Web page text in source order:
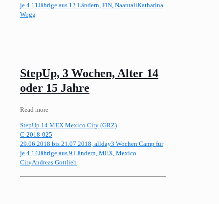
je 4 11Jährige aus 12 Ländern, FIN, NaantaliKatharina
Wogg
StepUp, 3 Wochen, Alter 14
oder 15 Jahre
Read more
StepUp 14 MEX Mexico City (GRZ)
C-2018-025
29.06.2018 bis 21.07.2018, allday3 Wochen Camp für
je 4 14Jährige aus 9 Ländern, MEX, Mexico
CityAndreas Gottlieb